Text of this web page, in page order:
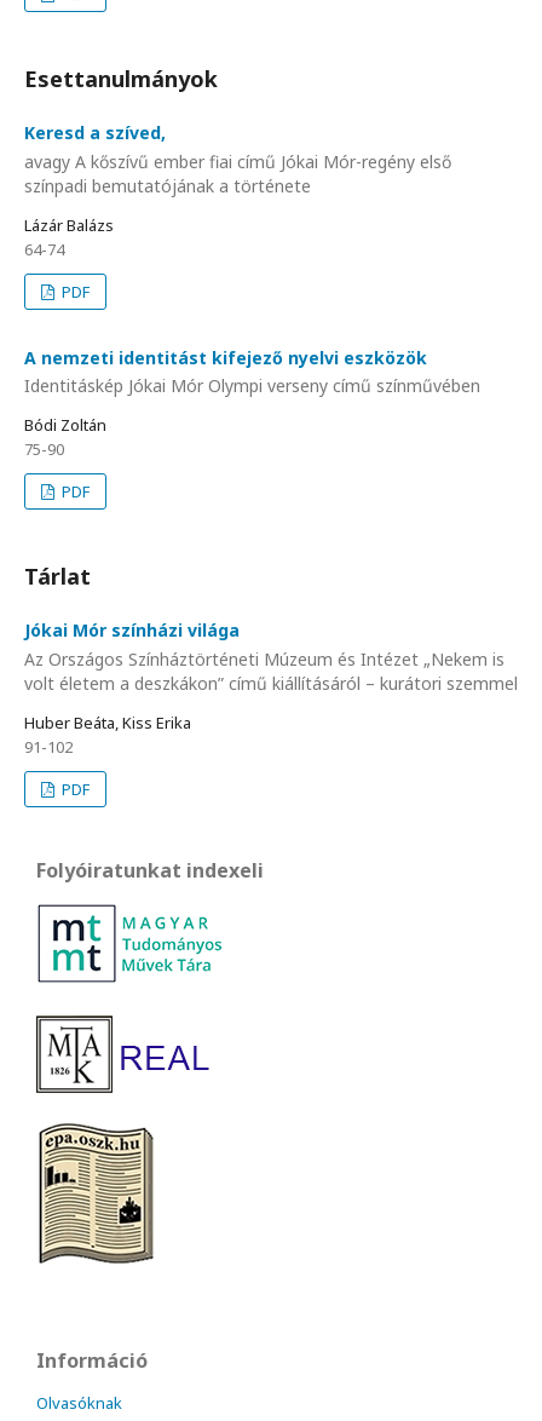
Esettanulmányok
Keresd a szíved,
avagy A kőszívű ember fiai című Jókai Mór-regény első
színpadi bemutatójának a története
Lázár Balázs
64-74
PDF
A nemzeti identitást kifejező nyelvi eszközök
Identitáskép Jókai Mór Olympi verseny című színművében
Bódi Zoltán
75-90
PDF
Tárlat
Jókai Mór színházi világa
Az Országos Színháztörténeti Múzeum és Intézet „Nekem is
volt életem a deszkákon” című kiállításáról – kurátori szemmel
Huber Beáta, Kiss Erika
91-102
PDF
Folyóiratunkat indexeli
Információ
Olvasóknak